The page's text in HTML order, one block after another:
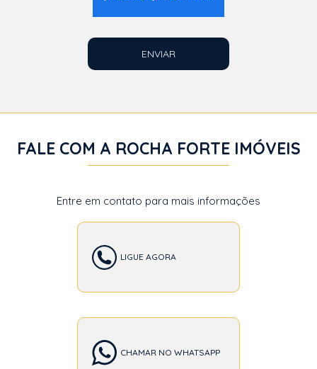
ENVIAR
FALE COM A ROCHA FORTE IMÓVEIS
Entre em contato para mais informações
LIGUE AGORA
CHAMAR NO WHATSAPP